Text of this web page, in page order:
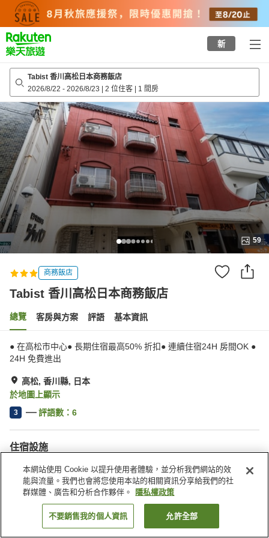
top
page
新
Tabist 香川高松日本商務飯店
2026/8/22 - 2026/8/23 | 2 位住客 | 1 間房
59
商務飯店
Tabist 香川高松日本商務飯店
總覽 客房與方案 評語 基本資訊
● 在高松市中心● 長期住宿最高50% 折扣● 連續住宿24H 房間OK ●
24H 免費進出
高松, 香川縣, 日本
於地圖上顯示
3 評語數： 6
住宿設施
無線網路
停車場
自動販賣機
付費洗衣房
找客房
本網站使用 Cookie 以提升使用者體驗，並分析我們網站的效
能與流量。我們也會將您使用本站的相關資訊分享給我們的社
群媒體、廣告和分析合作夥伴。
隱私權政策
不要銷售我的個人資訊 允許全部